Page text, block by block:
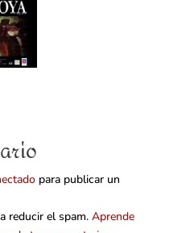
para publicar un
reducir el spam. Aprende